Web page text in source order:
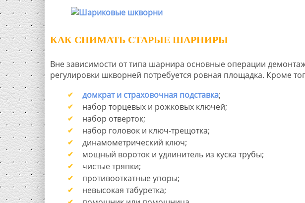
КАК СНИМАТЬ СТАРЫЕ ШАРНИРЫ
Вне зависимости от типа шарнира основные операции
регулировки шкворней потребуется ровная площадка. Кроме
домкрат и страховочная подставка;
набор торцевых и рожковых ключей;
набор отверток;
набор головок и ключ-трещотка;
динамометрический ключ;
мощный вороток и удлинитель из куска трубы;
чистые тряпки;
противооткатные упоры;
невысокая табуретка;